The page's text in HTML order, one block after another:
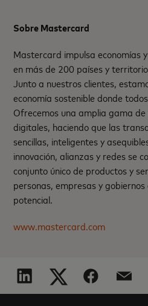
Sobre Mastercard
Mastercard impulsa economías
en más de 200 países y
Junto a nuestros clientes,
economía sostenible donde
Ofrecemos una amplia gama
digitales, haciendo que las
sencillas, inteligentes y
innovación, alianzas y redes se
conjunto único de productos y
personas, empresas y
potencial.
www.mastercard.com